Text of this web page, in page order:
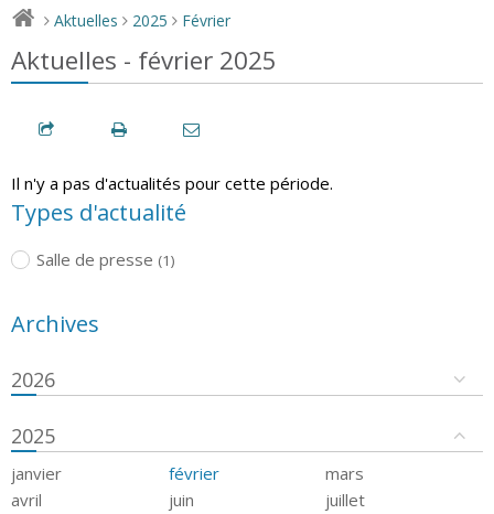
> Aktuelles > 2025 > Février
Aktuelles - février 2025
Il n'y a pas d'actualités pour cette période.
Types d'actualité
Salle de presse (1)
Archives
2026
2025
janvier février
mars
avril
juin
juillet